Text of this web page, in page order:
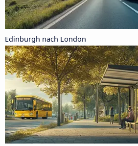
Edinburgh nach London